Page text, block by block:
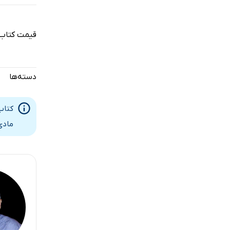
قیمت
دسته‌ها